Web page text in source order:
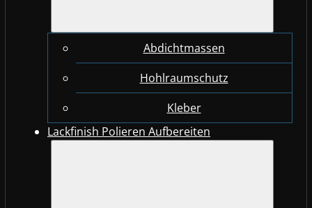
Abdichtmassen
Hohlraumschutz
Kleber
Lackfinish Polieren Aufbereiten